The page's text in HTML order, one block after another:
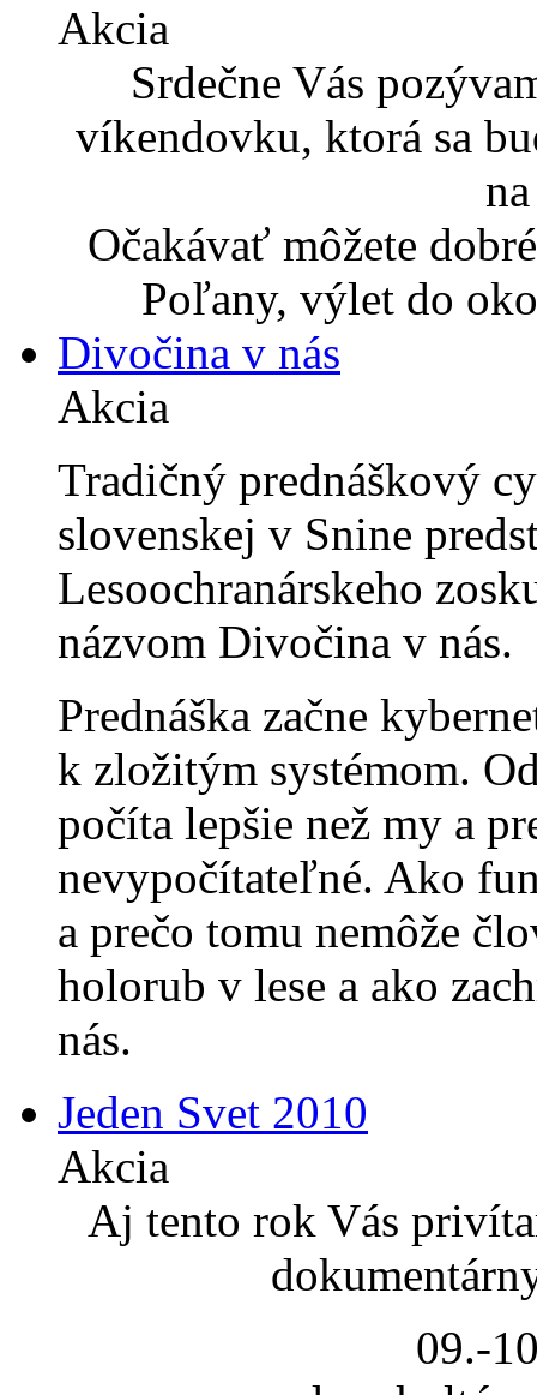
Akcia
Srdečne Vás
víkendovku, ktorá sa
Očakávať môžete
Poľany, výlet do
Divočina v nás
Akcia
Tradičný prednáškový
slovenskej v Snine
Lesoochranárskeho
názvom Divočina v nás.
Prednáška začne
k zložitým systémom.
počíta lepšie než my a
nevypočítateľné. Ako
a prečo tomu nemôže
holorub v lese a ako
nás.
Jeden Svet 2010
Akcia
Aj tento rok Vás
09.-